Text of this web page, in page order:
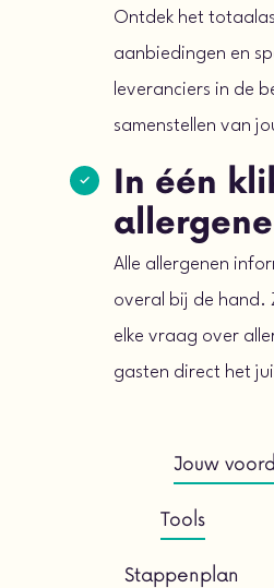
Ontdek het
aanbiedingen en
leveranciers in de
samenstellen van
In één
Alle allergenen
overal bij de hand.
elke vraag over
gasten direct het
Jouw
Tools
Stappenplan